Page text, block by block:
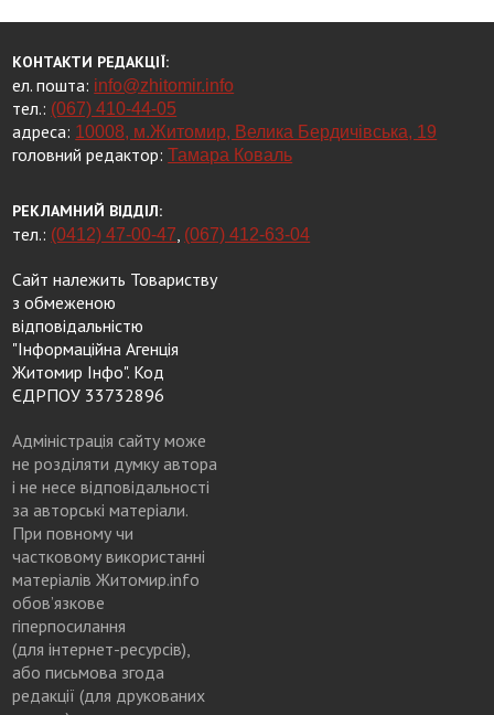
КОНТАКТИ РЕДАКЦІЇ:
ел. пошта: info@zhitomir.info
тел.: (067) 410-44-05
адреса: 10008, м.Житомир, Велика Бердичівська, 19
головний редактор:Тамара Коваль
РЕКЛАМНИЙ ВІДДІЛ:
тел.: (0412) 47-00-47 (067) 412-63-04
Сайт належить Товариству
з обмеженою
відповідальністю
"Інформаційна Агенція
Житомир Інфо". Код
ЄДРПОУ 33732896
Адміністрація сайту може
не розділяти думку автора
і не несе відповідальності
за авторські матеріали.
При повному чи
частковому використанні
матеріалів Житомир.info
обов’язкове
гіперпосилання
(для інтернет-ресурсів),
або письмова згода
редакції (для друкованих